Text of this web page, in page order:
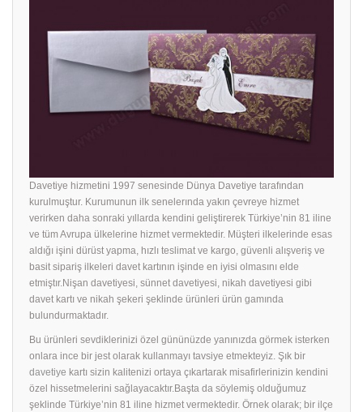
Davetiye hizmetini 1997 senesinde Dünya Davetiye tarafından
kurulmuştur. Kurumunun ilk senelerında yakın çevreye hizmet
verirken daha sonraki yıllarda kendini geliştirerek Türkiye’nin 81 iline
ve tüm Avrupa ülkelerine hizmet vermektedir. Müşteri ilkelerinde esas
aldığı işini dürüst yapma, hızlı teslimat ve kargo, güvenli alışveriş ve
basit sipariş ilkeleri davet kartının işinde en iyisi olmasını elde
etmiştır.Nişan davetiyesi, sünnet davetiyesi, nikah davetiyesi gibi
davet kartı ve nikah şekeri şeklinde ürünleri ürün gamında
bulundurmaktadır.
Bu ürünleri sevdiklerinizi özel gününüzde yanınızda görmek isterken
onlara ince bir jest olarak kullanmayı tavsiye etmekteyiz. Şık bir
davetiye kartı sizin kalitenizi ortaya çıkartarak misafirlerinizin kendini
özel hissetmelerini sağlayacaktır.Başta da söylemiş olduğumuz
şeklinde Türkiye’nin 81 iline hizmet vermektedir. Örnek olarak; bir ilçe